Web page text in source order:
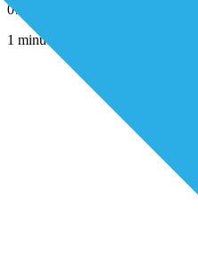
07 januari 2026
1 minuut leestijd